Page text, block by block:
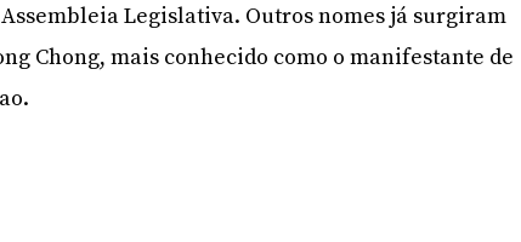
Legislativa. Outros nomes já surgiram
Chong, mais conhecido como o manifestante de